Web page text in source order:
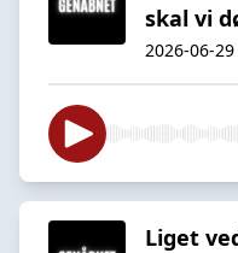
skal vi
2026-06-29
Liget